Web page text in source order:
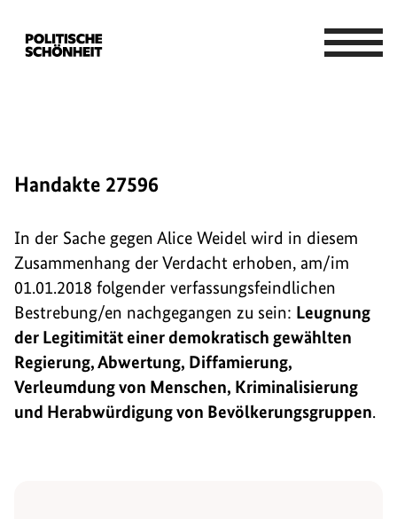
Handakte 27596
In der Sache gegen Alice Weidel wird in diesem
Zusammenhang der Verdacht erhoben, am/im
01.01.2018 folgender verfassungsfeindlichen
Bestrebung/en nachgegangen zu sein: Leugnung
der Legitimität einer demokratisch gewählten
Regierung, Abwertung, Diffamierung,
Verleumdung von Menschen, Kriminalisierung
und Herabwürdigung von Bevölkerungsgruppen.